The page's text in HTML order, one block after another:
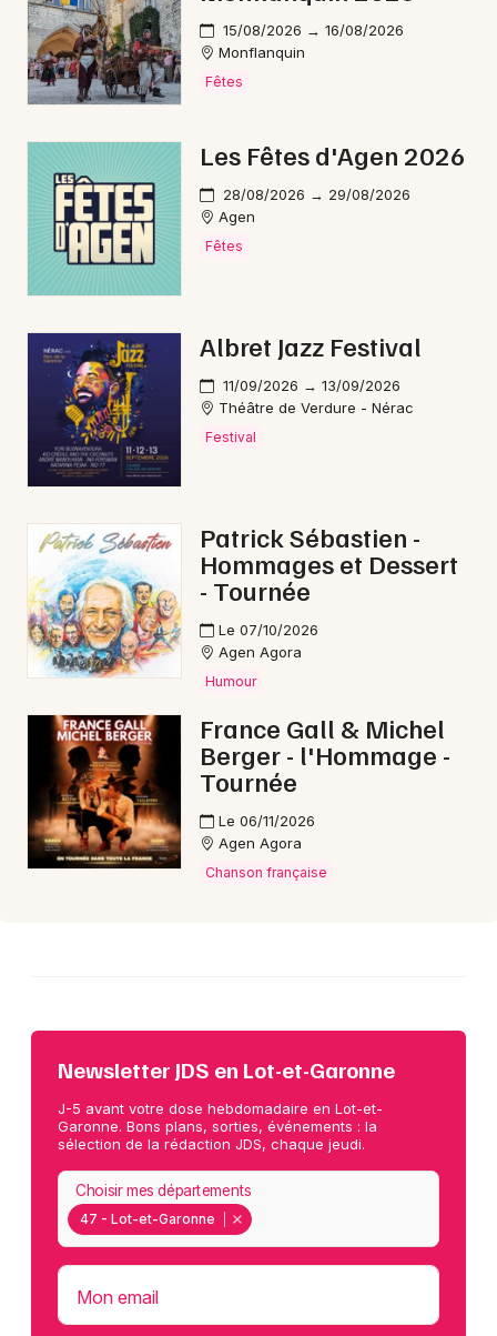
Aventure en Aquitaine
Aventure en Nouvelle-Aquitaine
Newsletter des sorties
Artistes en tournée
Actus en Lot-et-Garonne
Magazine en Lot-et-Garonne
47 - Lot-et-Garonne
Choisir mes départements
Mon email
Je m'abonne
15/08/2026 → 16/08/2026
Monflanquin
Fêtes
Les Fêtes d'Agen 2026
28/08/2026 → 29/08/2026
Agen
Fêtes
Albret Jazz Festival
11/09/2026 → 13/09/2026
Théâtre de Verdure - Nérac
Festival
Patrick Sébastien -
Hommages et Dessert
- Tournée
Le 07/10/2026
Agen Agora
Humour
France Gall & Michel
Berger - l'Hommage -
Tournée
Le 06/11/2026
Agen Agora
Chanson française
Newsletter JDS en Lot-et-Garonne
J-5 avant votre dose hebdomadaire en Lot-et-
Garonne. Bons plans, sorties, événements : la
sélection de la rédaction JDS, chaque jeudi.
47 - Lot-et-Garonne
Choisir mes départements
Mon email